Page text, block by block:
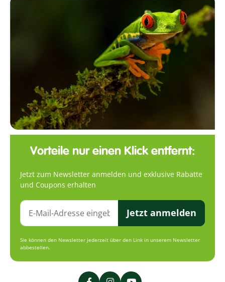
Vorteile nur einen Klick entfernt:
Jetzt zum Newsletter anmelden und exklusive Rabatte
und Coupons erhalten
Jetzt anmelden
Sie können den Newsletter jederzeit über den Link in unserem Newsletter
abbestellen.